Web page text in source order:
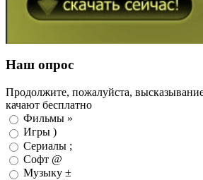
Наш опрос
Продолжите, пожалуйста,
качают бесплатно
Фильмы »
Игры )
Сериалы ;
Софт @
Музыку ±